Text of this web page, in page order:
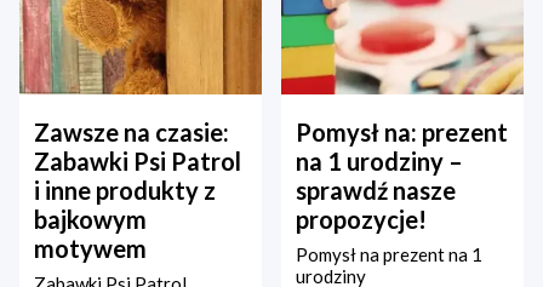
Zawsze na czasie:
Zabawki Psi Patrol
i inne produkty z
bajkowym
motywem
Pomysł na: prezent
na 1 urodziny –
sprawdź nasze
propozycje!
Pomysł na prezent na 1
urodziny